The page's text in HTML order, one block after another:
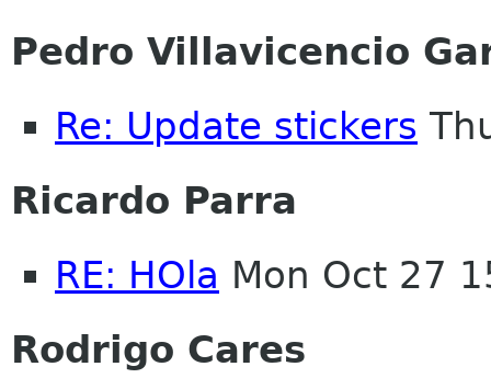
Pedro Villavicencio
Re: Update stickers
Ricardo Parra
RE: HOla Mon Oct 27
Rodrigo Cares